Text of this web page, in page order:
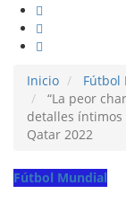
Inicio
Fútbol
“La peor
detalles
Qatar 2022
Fútbol Mundial